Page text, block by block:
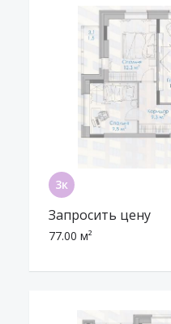
Запросить цену
77.00 м²